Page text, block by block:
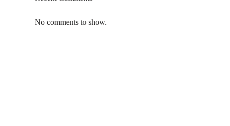
No comments to show.